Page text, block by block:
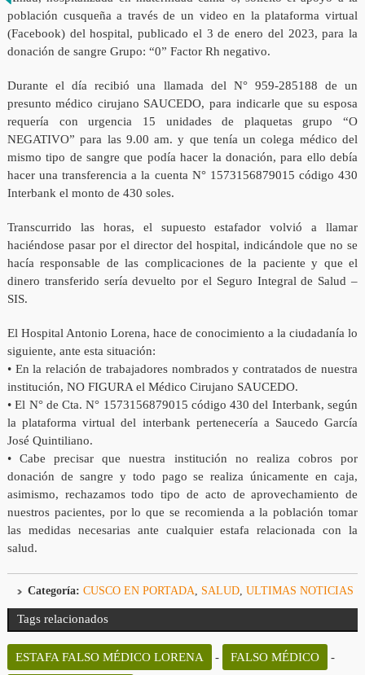
población cusqueña a través de un video en la plataforma virtual
(Facebook) del hospital, publicado el 3 de enero del 2023, para la
donación de sangre Grupo: “0” Factor Rh negativo.
Durante el día recibió una llamada del N° 959-285188 de un
presunto médico cirujano SAUCEDO, para indicarle que su esposa
requería con urgencia 15 unidades de plaquetas grupo “O
NEGATIVO” para las 9.00 am. y que tenía un colega médico del
mismo tipo de sangre que podía hacer la donación, para ello debía
hacer una transferencia a la cuenta N° 1573156879015 código 430
Interbank el monto de 430 soles.
Transcurrido las horas, el supuesto estafador volvió a llamar
haciéndose pasar por el director del hospital, indicándole que no se
hacía responsable de las complicaciones de la paciente y que el
dinero transferido sería devuelto por el Seguro Integral de Salud –
SIS.
El Hospital Antonio Lorena, hace de conocimiento a la ciudadanía lo
siguiente, ante esta situación:
• En la relación de trabajadores nombrados y contratados de nuestra
institución, NO FIGURA el Médico Cirujano SAUCEDO.
• El N° de Cta. N° 1573156879015 código 430 del Interbank, según
la plataforma virtual del interbank pertenecería a Saucedo García
José Quintiliano.
• Cabe precisar que nuestra institución no realiza cobros por
donación de sangre y todo pago se realiza únicamente en caja,
asimismo, rechazamos todo tipo de acto de aprovechamiento de
nuestros pacientes, por lo que se recomienda a la población tomar
las medidas necesarias ante cualquier estafa relacionada con la
salud.
Categoría: CUSCO EN PORTADA, SALUD, ULTIMAS NOTICIAS
Tags relacionados
ESTAFA FALSO MÉDICO LORENA - FALSO MÉDICO -